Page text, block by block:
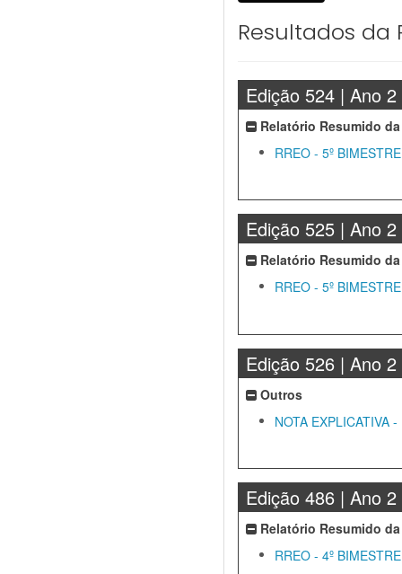
Resultados da
Edição 524 | Ano 2
Relatório Resumido
RREO - 5º
Edição 525 | Ano 2
Relatório Resumido
RREO - 5º
Edição 526 | Ano 2
Outros
NOTA EXPLICATIVA
Edição 486 | Ano 2
Relatório Resumido
RREO - 4º